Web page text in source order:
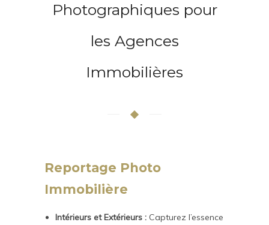
Photographiques pour
les Agences
Immobilières
Reportage Photo
Immobilière
Intérieurs et Extérieurs : Capturez l’essence